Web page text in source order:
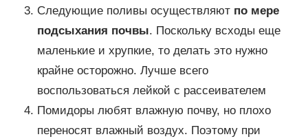
Следующие поливы осуществляют по мере
подсыхания почвы. Поскольку всходы еще
маленькие и хрупкие, то делать это нужно
крайне осторожно. Лучше всего
воспользоваться лейкой с рассеивателем
Помидоры любят влажную почву, но плохо
переносят влажный воздух. Поэтому при